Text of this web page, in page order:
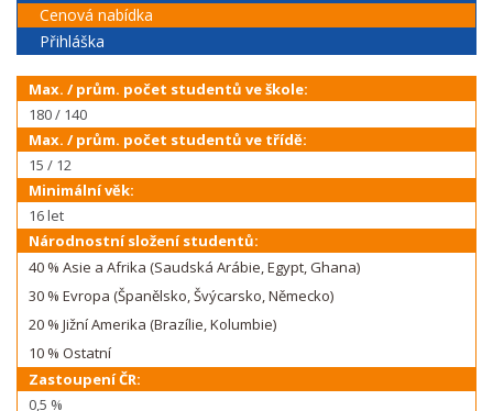
Cenová nabídka
Přihláška
Max. / prům. počet studentů ve škole:
180 / 140
Max. / prům. počet studentů ve třídě:
15 / 12
Minimální věk:
16 let
Národnostní složení studentů:
40 % Asie a Afrika (Saudská Arábie, Egypt, Ghana)
30 % Evropa (Španělsko, Švýcarsko, Německo)
20 % Jižní Amerika (Brazílie, Kolumbie)
10 % Ostatní
Zastoupení ČR:
0,5 %